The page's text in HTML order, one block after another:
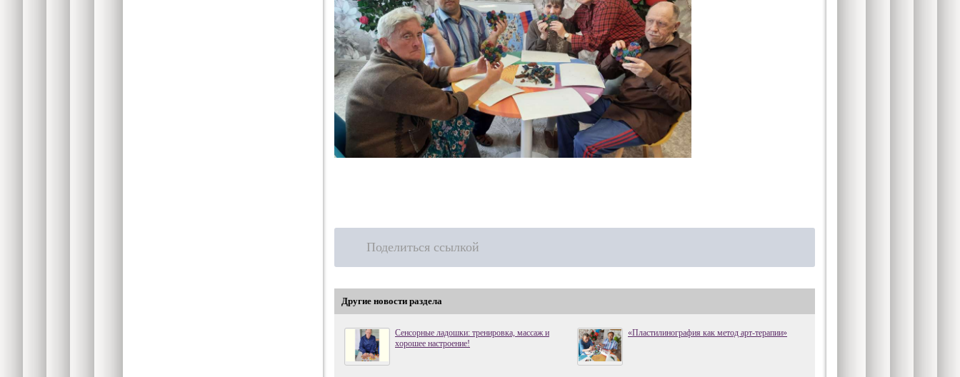
Поделиться ссылкой
Другие новости раздела
Сенсорные ладошки: тренировка, массаж и
хорошее настроение!
«Пластилинография как метод арт‑терапии»